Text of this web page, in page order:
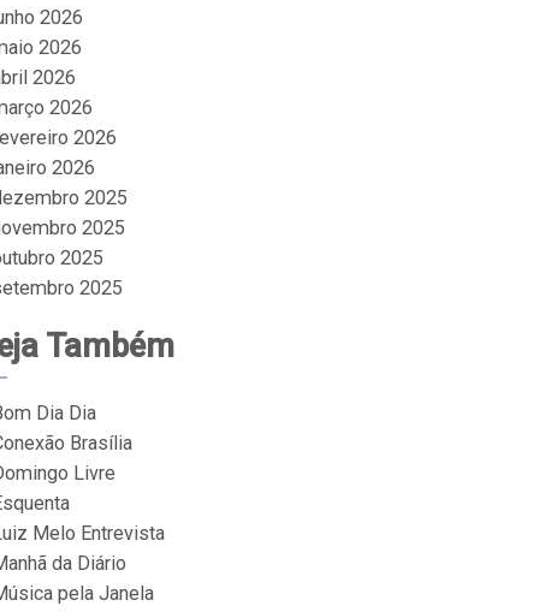
2026
2026
2026
2026
2026
2026
2025
2025
2025
2025
Também
Dia Dia
Brasília
Livre
Melo Entrevista
da Diário
pela Janela